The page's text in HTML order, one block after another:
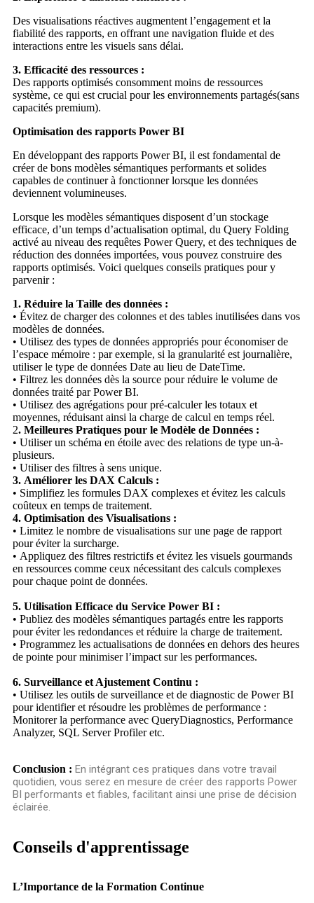
Des visualisations réactives augmentent l’engagement et la
fiabilité des rapports, en offrant une navigation fluide et des
interactions entre les visuels sans délai.
3. Efficacité des ressources :
Des rapports optimisés consomment moins de ressources
système, ce qui est crucial pour les environnements partagés(sans
capacités premium).
Optimisation des rapports Power BI
En développant des rapports Power BI, il est fondamental de
créer de bons modèles sémantiques performants et solides
capables de continuer à fonctionner lorsque les données
deviennent volumineuses.
Lorsque les modèles sémantiques disposent d’un stockage
efficace, d’un temps d’actualisation optimal, du Query Folding
activé au niveau des requêtes Power Query, et des techniques de
réduction des données importées, vous pouvez construire des
rapports optimisés. Voici quelques conseils pratiques pour y
parvenir :
1. Réduire la Taille des données :
• Évitez de charger des colonnes et des tables inutilisées dans vos
modèles de données.
• Utilisez des types de données appropriés pour économiser de
l’espace mémoire : par exemple, si la granularité est journalière,
utiliser le type de données Date au lieu de DateTime.
• Filtrez les données dès la source pour réduire le volume de
données traité par Power BI.
• Utilisez des agrégations pour pré-calculer les totaux et
moyennes, réduisant ainsi la charge de calcul en temps réel.
2. Meilleures Pratiques pour le Modèle de Données :
• Utiliser un schéma en étoile avec des relations de type un-à-
plusieurs.
• Utiliser des filtres à sens unique.
3. Améliorer les DAX Calculs :
• Simplifiez les formules DAX complexes et évitez les calculs
coûteux en temps de traitement.
4. Optimisation des Visualisations :
• Limitez le nombre de visualisations sur une page de rapport
pour éviter la surcharge.
• Appliquez des filtres restrictifs et évitez les visuels gourmands
en ressources comme ceux nécessitant des calculs complexes
pour chaque point de données.
5. Utilisation Efficace du Service Power BI :
• Publiez des modèles sémantiques partagés entre les rapports
pour éviter les redondances et réduire la charge de traitement.
• Programmez les actualisations de données en dehors des heures
de pointe pour minimiser l’impact sur les performances.
6. Surveillance et Ajustement Continu :
• Utilisez les outils de surveillance et de diagnostic de Power BI
pour identifier et résoudre les problèmes de performance :
Monitorer la performance avec QueryDiagnostics, Performance
Analyzer, SQL Server Profiler etc.
Conclusion : En intégrant ces pratiques dans votre travail
quotidien, vous serez en mesure de créer des rapports Power
BI performants et fiables, facilitant ainsi une prise de décision
éclairée.
Conseils d'apprentissage
L’Importance de la Formation Continue